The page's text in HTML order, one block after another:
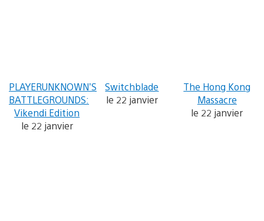
PLAYERUNKNOWN’S
BATTLEGROUNDS:
Vikendi Edition
le 22 janvier
Switchblade
le 22 janvier
The Hong Kong
Massacre
le 22 janvier